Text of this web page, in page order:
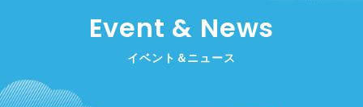
Event & News
イベント＆ニュース